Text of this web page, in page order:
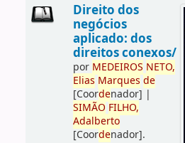
Direito dos
negócios
aplicado: dos
direitos conexos/
por MEDEIROS NETO,
Elias Marques de
[Coordenador] |
SIMÃO FILHO,
Adalberto
[Coordenador].